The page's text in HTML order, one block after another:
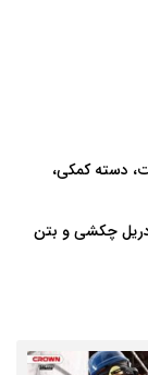
دسته کمکی،
کاره دریل، دریل چکشی و بتن